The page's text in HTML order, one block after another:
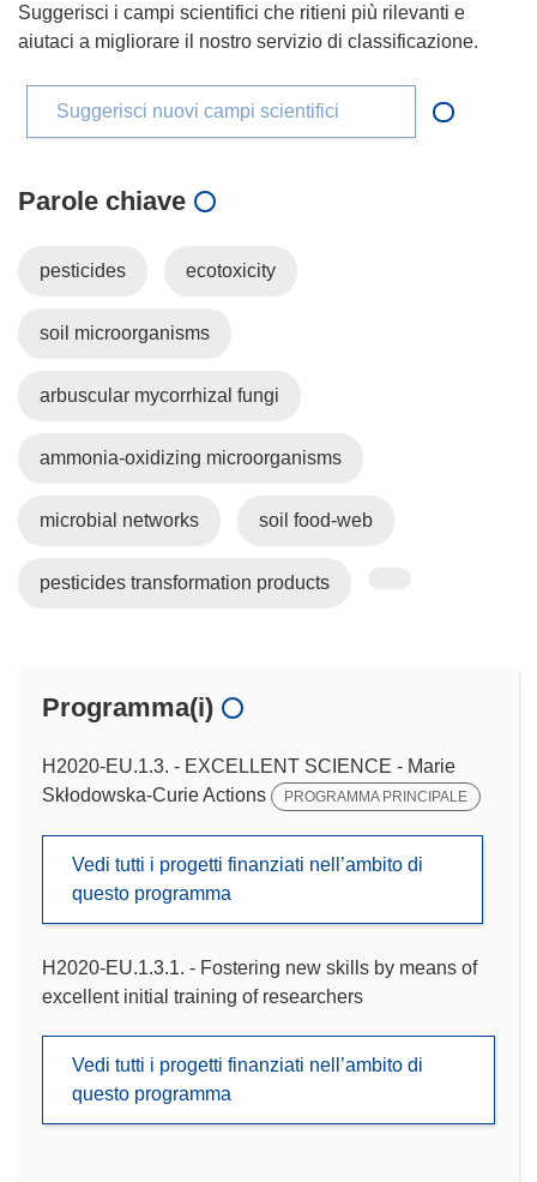
Suggerisci i campi scientifici che ritieni più rilevanti e
aiutaci a migliorare il nostro servizio di classificazione.
Suggerisci nuovi campi scientifici
Parole chiave
pesticides ecotoxicity
soil microorganisms
arbuscular mycorrhizal fungi
ammonia-oxidizing microorganisms
microbial networks soil food-web
pesticides transformation products
Programma(i)
H2020-EU.1.3. - EXCELLENT SCIENCE - Marie
Skłodowska-Curie Actions
PROGRAMMA PRINCIPALE
Vedi tutti i progetti finanziati nell’ambito di
questo programma
H2020-EU.1.3.1. - Fostering new skills by means of
excellent initial training of researchers
Vedi tutti i progetti finanziati nell’ambito di
questo programma